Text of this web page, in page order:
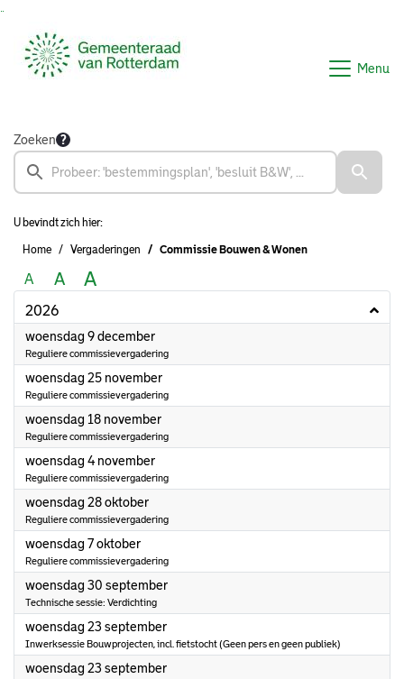
Menu
Zoeken
U bevindt zich hier:
Home Vergaderingen Commissie Bouwen & Wonen
A A A
2026
woensdag 9 december2026
Reguliere commissievergadering
woensdag 25 november2026
Reguliere commissievergadering
woensdag 18 november2026
Reguliere commissievergadering
woensdag 4 november2026
Reguliere commissievergadering
woensdag 28 oktober2026
Reguliere commissievergadering
woensdag 7 oktober2026
Reguliere commissievergadering
woensdag 30 september2026
Technische sessie: Verdichting
woensdag 23 september2026
Inwerksessie Bouwprojecten, incl. fietstocht (Geen pers en geen publiek)
woensdag 23 september2026